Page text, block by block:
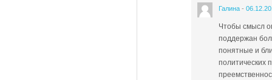
Галина -
Чтобы смысл
поддержан
понятные и
политических